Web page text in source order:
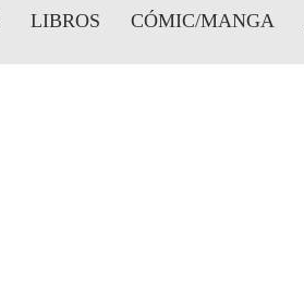
LIBROS CÓMIC/MANGA